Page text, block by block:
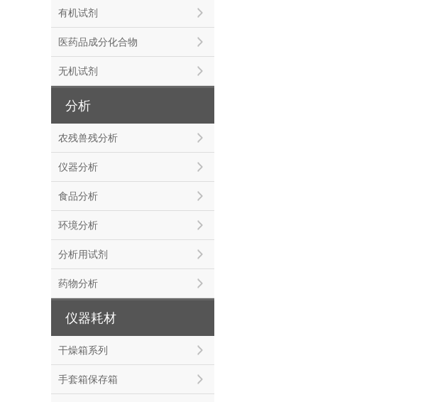
有机试剂
医药品成分化合物
无机试剂
分析
农残兽残分析
仪器分析
食品分析
环境分析
分析用试剂
药物分析
仪器耗材
干燥箱系列
手套箱保存箱